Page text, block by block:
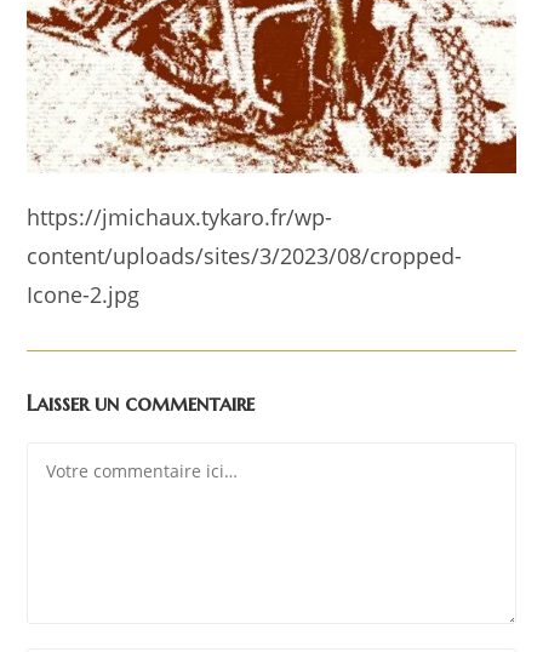
https://jmichaux.tykaro.fr/wp-
content/uploads/sites/3/2023/08/cropped-
Icone-2.jpg
Laisser un commentaire